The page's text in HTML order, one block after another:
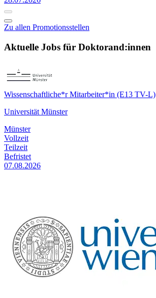
Zu allen Promotionsstellen
Aktuelle Jobs für Doktorand:innen
Wissenschaftliche*r Mitarbeiter*in (E13 TV-L)
Universität Münster
Münster
Vollzeit
Teilzeit
Befristet
07.08.2026